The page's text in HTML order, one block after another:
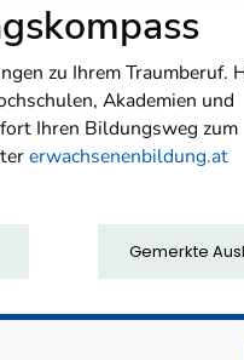
zu Ihrem Traumberuf.
Akademien und
Ihren Bildungsweg zum
erwachsenenbildung.at
Gemerkte